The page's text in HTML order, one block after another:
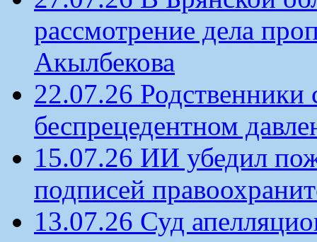
рассмотрение дела
Акылбекова
22.07.26
беспрецедентном
15.07.26 ИИ убедил
подписей
13.07.26 Суд